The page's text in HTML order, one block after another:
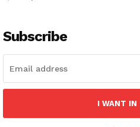
Subscribe
I WANT IN